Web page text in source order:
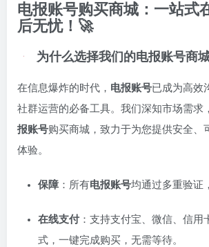
电报账号购买商城：一站式
后无忧！🚀
为什么选择我们的电报账号商
在信息爆炸的时代， 电报账号已成为高效
社群运营的必备工具。我们深知市场需求
报账号购买商城，致力于为您提供安全、
体验。
保障 ：所有电报账号均通过多重验证
在线支付：支持支付宝、微信、信用
式，一键完成购买，无需等待。